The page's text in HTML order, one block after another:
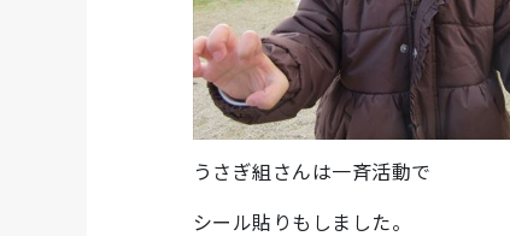
うさぎ組さんは一斉活動で
シール貼りもしました。